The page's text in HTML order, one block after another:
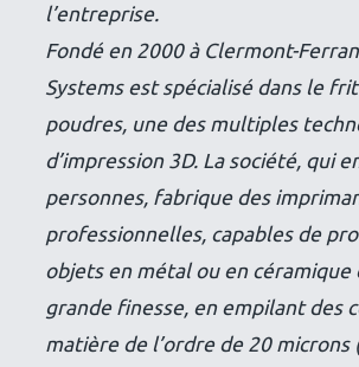
l’entreprise.
Fondé en 2000 à Clermont-
Systems est spécialisé dans le
poudres, une des multiples
d’impression 3D. La société, qui
personnes, fabrique des
professionnelles, capables de
objets en métal ou en céramique
grande finesse, en empilant des
matière de l’ordre de 20 microns